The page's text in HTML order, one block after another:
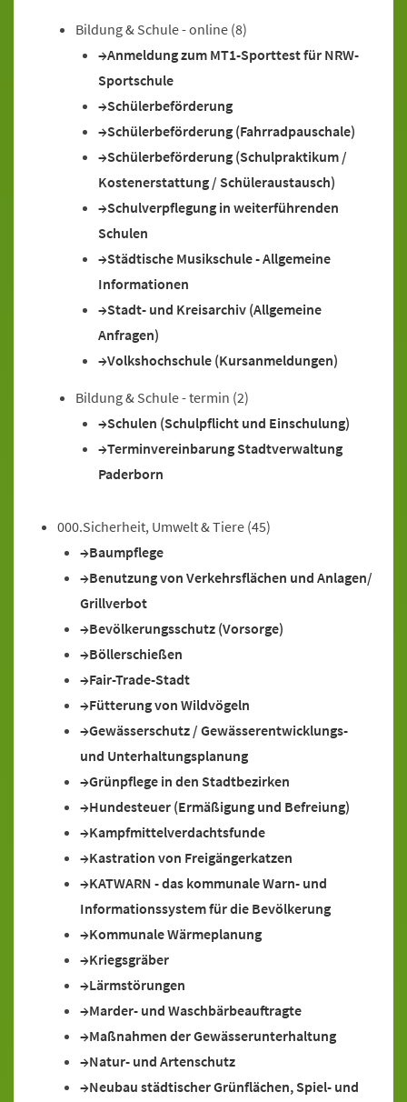
Bildung & Schule - online (8)
Anmeldung zum MT1-Sporttest für NRW-
Sportschule
Schülerbeförderung
Schülerbeförderung (Fahrradpauschale)
Schülerbeförderung (Schulpraktikum /
Kostenerstattung / Schüleraustausch)
Schulverpflegung in weiterführenden
Schulen
Städtische Musikschule - Allgemeine
Informationen
Stadt- und Kreisarchiv (Allgemeine
Anfragen)
Volkshochschule (Kursanmeldungen)
Bildung & Schule - termin (2)
Schulen (Schulpflicht und Einschulung)
Terminvereinbarung Stadtverwaltung
Paderborn
000.Sicherheit, Umwelt & Tiere (45)
Baumpflege
Benutzung von Verkehrsflächen und Anlagen/
Grillverbot
Bevölkerungsschutz (Vorsorge)
Böllerschießen
Fair-Trade-Stadt
Fütterung von Wildvögeln
Gewässerschutz / Gewässerentwicklungs-
und Unterhaltungsplanung
Grünpflege in den Stadtbezirken
Hundesteuer (Ermäßigung und Befreiung)
Kampfmittelverdachtsfunde
Kastration von Freigängerkatzen
KATWARN - das kommunale Warn- und
Informationssystem für die Bevölkerung
Kommunale Wärmeplanung
Kriegsgräber
Lärmstörungen
Marder- und Waschbärbeauftragte
Maßnahmen der Gewässerunterhaltung
Natur- und Artenschutz
Neubau städtischer Grünflächen, Spiel- und